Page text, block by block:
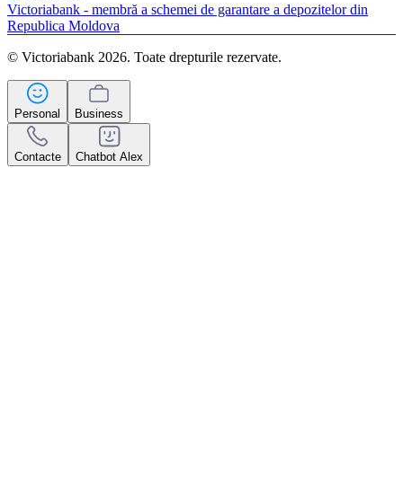
Victoriabank - membră a schemei de garantare a depozitelor din
Republica Moldova
© Victoriabank 2026. Toate drepturile rezervate.
Personal Business
Contacte Chatbot Alex